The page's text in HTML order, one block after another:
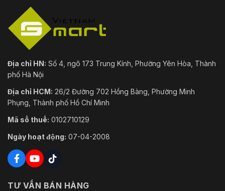
Địa chỉ HN: Số 4, ngõ 173 Trung Kính, Phường Yên Hòa, Thành
phố Hà Nội
Địa chỉ HCM: 26/2 Đường 702 Hồng Bàng, Phường Minh
Phụng, Thành phố Hồ Chí Minh
Mã số thuế: 0102710129
Ngày hoạt động: 07-04-2008
TƯ VẤN BÁN HÀNG